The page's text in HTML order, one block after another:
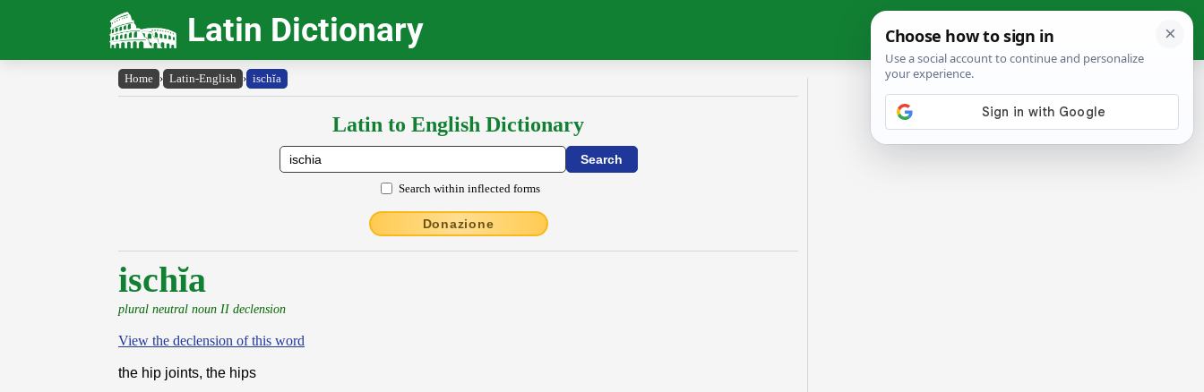
Latin Dictionary
Home › Latin-English › ischĭa
Latin to English Dictionary
Search within inflected forms
Donazione
ischĭa
plural neutral noun II declension
View the declension of this word
the hip joints, the hips